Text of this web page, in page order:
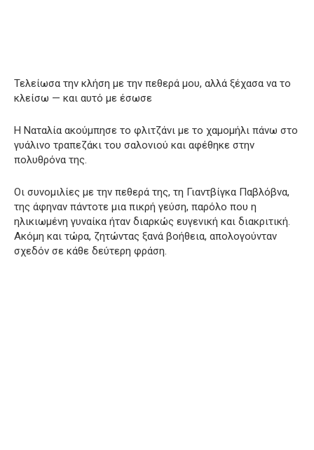
Τελείωσα την κλήση με την πεθερά μου, αλλά ξέχασα να το
κλείσω — και αυτό με έσωσε
Η Ναταλία ακούμπησε το φλιτζάνι με το χαμομήλι πάνω στο
γυάλινο τραπεζάκι του σαλονιού και αφέθηκε στην
πολυθρόνα της.
Οι συνομιλίες με την πεθερά της, τη Γιαντβίγκα Παβλόβνα,
της άφηναν πάντοτε μια πικρή γεύση, παρόλο που η
ηλικιωμένη γυναίκα ήταν διαρκώς ευγενική και διακριτική.
Ακόμη και τώρα, ζητώντας ξανά βοήθεια, απολογούνταν
σχεδόν σε κάθε δεύτερη φράση.